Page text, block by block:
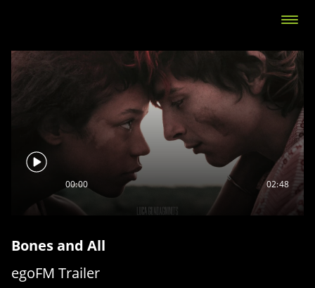
00:00 02:48
Bones and All
egoFM Trailer